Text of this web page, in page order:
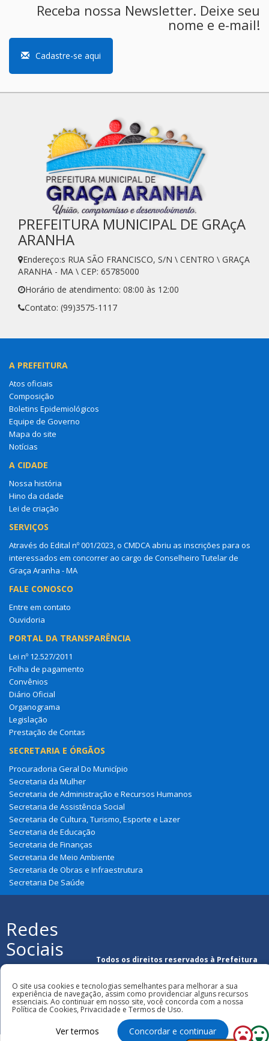
Receba nossa Newsletter. Deixe seu
nome e e-mail!
Cadastre-se aqui
PREFEITURA MUNICIPAL DE GRAçA
ARANHA
Endereço:s RUA SÃO FRANCISCO, S/N \ CENTRO \ GRAÇA
ARANHA - MA \ CEP: 65785000
Horário de atendimento: 08:00 às 12:00
Contato: (99)3575-1117
A PREFEITURA
Atos oficiais
Composição
Boletins Epidemiológicos
Equipe de Governo
Mapa do site
Notícias
A CIDADE
Nossa história
Hino da cidade
Lei de criação
SERVIÇOS
Através do Edital nº 001/2023, o CMDCA abriu as inscrições para os
interessados em concorrer ao cargo de Conselheiro Tutelar de
Graça Aranha - MA
FALE CONOSCO
Entre em contato
Ouvidoria
PORTAL DA TRANSPARÊNCIA
Lei nº 12.527/2011
Folha de pagamento
Convênios
Diário Oficial
Organograma
Legislação
Prestação de Contas
SECRETARIA E ÓRGÃOS
Procuradoria Geral Do Município
Secretaria da Mulher
Secretaria de Administração e Recursos Humanos
Secretaria de Assistência Social
Secretaria de Cultura, Turismo, Esporte e Lazer
Secretaria de Educação
Secretaria de Finanças
Secretaria de Meio Ambiente
Secretaria de Obras e Infraestrutura
Secretaria De Saúde
Redes
Sociais
Todos os direitos reservados à Prefeitura
O site usa cookies e tecnologias semelhantes para melhorar a sua
experiência de navegação, assim como providenciar alguns recursos
essenciais. Ao continuar em nosso site, você concorda com a nossa
Política de Cookies, Privacidade e Termos de Uso.
Ver termos Concordar e continuar